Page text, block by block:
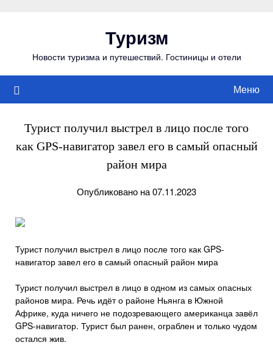
Туризм
Новости туризма и путешествий. Гостиницы и отели
Меню
Турист получил выстрел в лицо после того
как GPS-навигатор завел его в самый опасный
район мира
Опубликовано на 07.11.2023
Турист получил выстрел в лицо после того как GPS-
навигатор завел его в самый опасный район мира
Турист получил выстрел в лицо в одном из самых опасных
районов мира. Речь идёт о районе Ньянга в Южной
Африке, куда ничего не подозревающего американца завёл
GPS-навигатор. Турист был ранен, ограблен и только чудом
остался жив.